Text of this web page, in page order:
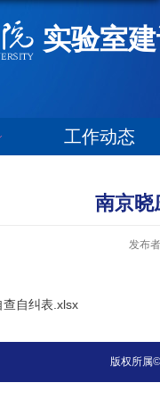
实验室
工作动态
南京晓
发布
自纠表.xlsx
版权所属